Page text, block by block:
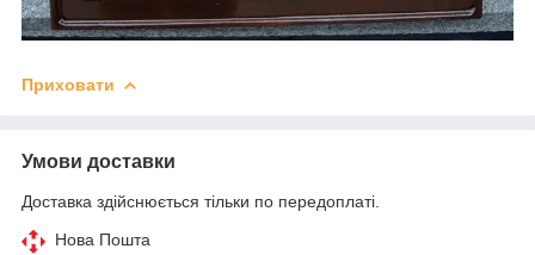
Приховати
Умови доставки
Доставка здійснюється тільки по передоплаті.
Нова Пошта